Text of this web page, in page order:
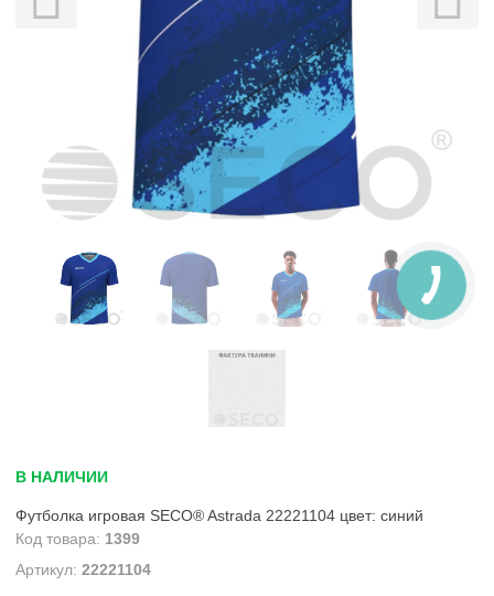
В НАЛИЧИИ
Футболка игровая SECO® Astrada 22221104 цвет: синий
1399
22221104